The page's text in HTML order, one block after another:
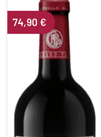
74,90 €